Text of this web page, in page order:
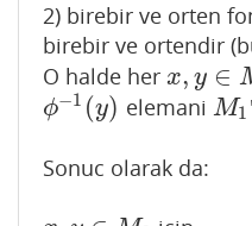
2) birebir ve orten
birebir ve ortendir
O halde her x, y ∈
x,y ∈ M 2
ϕ−1 (y)
ϕ−1( y) elemani M1
M1
Sonuc olarak da: